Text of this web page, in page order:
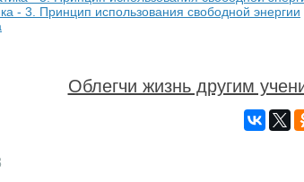
- 3. Принцип использования свободной энергии
Облегчи жизнь другим